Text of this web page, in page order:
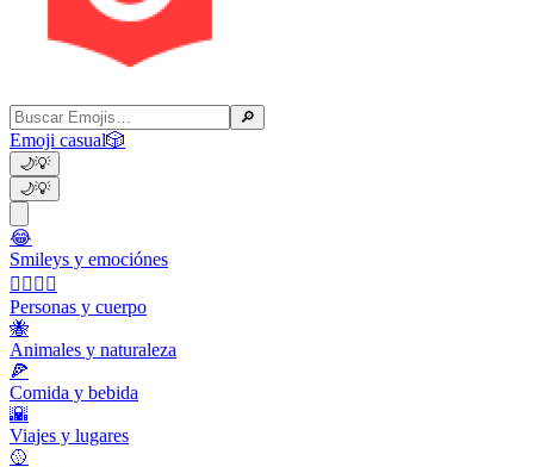
🔎
Emoji casual🎲
🌙💡
🌙💡
😂
Smileys y emociónes
👩‍❤️‍💋‍👨
Personas y cuerpo
🐝
Animales y naturaleza
🍕
Comida y bebida
🌇
Viajes y lugares
🥎